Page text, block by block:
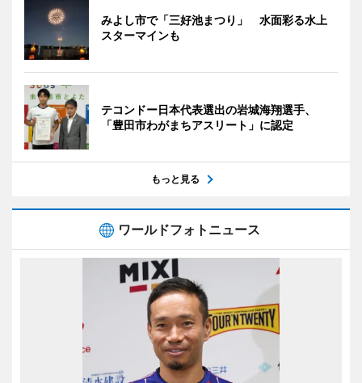
みよし市で「三好池まつり」 水面彩る水上
スターマインも
テコンドー日本代表選出の岩城海翔選手、
「豊田市わがまちアスリート」に認定
もっと見る
ワールドフォトニュース